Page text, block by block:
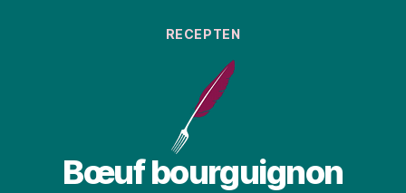
Categorieën
RECEPTEN
Bœuf bourguignon